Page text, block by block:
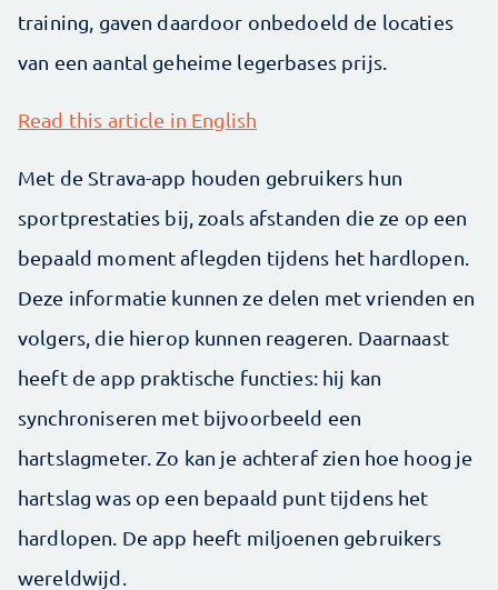
training, gaven daardoor onbedoeld de locaties
van een aantal geheime legerbases prijs.
Read this article in English
Met de Strava-app houden gebruikers hun
sportprestaties bij, zoals afstanden die ze op een
bepaald moment aflegden tijdens het hardlopen.
Deze informatie kunnen ze delen met vrienden en
volgers, die hierop kunnen reageren. Daarnaast
heeft de app praktische functies: hij kan
synchroniseren met bijvoorbeeld een
hartslagmeter. Zo kan je achteraf zien hoe hoog je
hartslag was op een bepaald punt tijdens het
hardlopen. De app heeft miljoenen gebruikers
wereldwijd.